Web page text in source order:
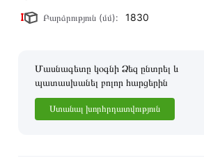
Բարձրություն (մմ): 1830
Մասնագետը կօգնի Ձեզ ընտրել և
պատասխանել բոլոր հարցերին
Ստանալ խորհրդատվություն